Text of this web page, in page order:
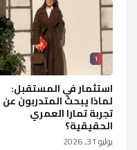
1
استثمار في المستقبل:
لماذا يبحث المتدربون عن
تجربة تمارا العمري
الحقيقية؟
يوليو 31, 2026